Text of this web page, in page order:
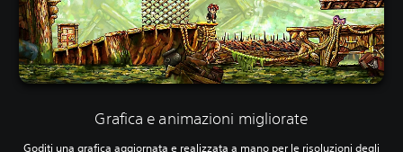
Grafica e animazioni migliorate
Goditi una grafica aggiornata e realizzata a mano per le risoluzioni degli